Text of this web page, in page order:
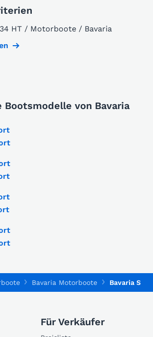
HT / Motorboote / Bavaria
von Bavaria
Bavaria Motorboote Bavaria
Für Verkäufer